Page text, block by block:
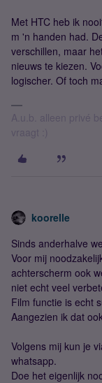
Met HTC heb ik
m 'n handen had.
verschillen, maar
nieuws te kiezen.
logischer. Of toch
A.u.b. alleen privé
vraagt :)
koorelle
Sinds anderhalve
Voor mij
achterscherm ook
niet echt veel
Film functie is echt
Aangezien ik dat
Volgens mij kun je
whatsapp.
Doe het eigenlijk